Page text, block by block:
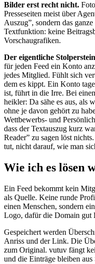
Bilder erst recht nicht.
Presseseiten meist über
Auszug”, sondern das
Textfunktion: keine
Vorschaugrafiken.
Der eigentliche
für jeden Feed ein Konto
jedes Mitglied. Fühlt sich
dem es kippt. Ein Konto
ist, führt in die Irre. Bei
heikler: Da sähe es aus, als
ohne je davon gehört zu
Wettbewerbs- und
dass der Textauszug kurz
Reader” zu sagen löst
tut, nicht darauf, wie man
Wie ich es lösen
Ein Feed bekommt kein
als Quelle. Keine runde
einen Menschen, sondern
Logo, dafür die Domain gut
Gespeichert werden
Anriss und der Link. Die
zum Original. vutuv fängt
und die Einträge bleiben aus